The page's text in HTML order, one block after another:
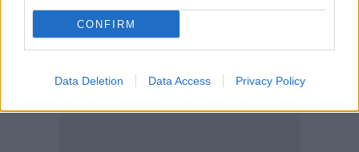
CONFIRM
Data Deletion Data Access Privacy Policy